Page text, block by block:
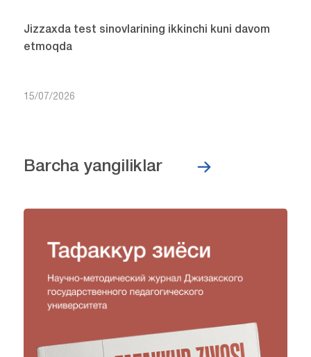
Jizzaxda test sinovlarining ikkinchi kuni davom
etmoqda
15/07/2026
Barcha yangiliklar